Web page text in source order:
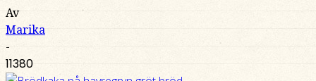
Av
Marika
-
11380